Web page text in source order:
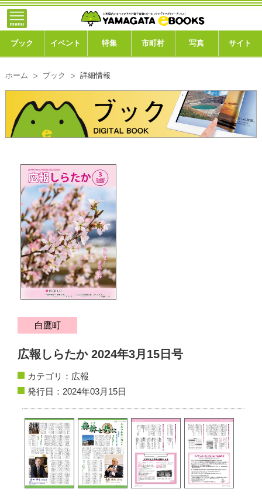
ブック イベント 特集 市町村 写真 サイト
ホーム ブック 詳細情報
白鷹町
広報しらたか 2024年3月15日号
カテゴリ： 広報
発行日：2024年03月15日
トップ
ブック
市町村
このサイトについて
運営会社
ご利用ガイド
よくある質問
サイトマップ
個人情報保護方針
動作環境
リンク集
}; -->